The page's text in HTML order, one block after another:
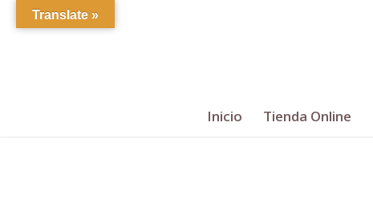
Inicio Tienda Online
Translate »